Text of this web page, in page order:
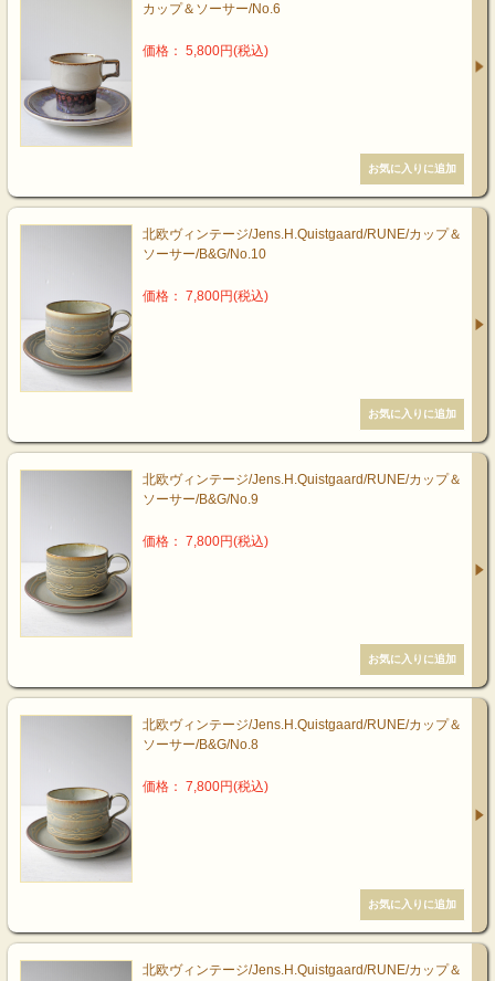
カップ＆ソーサー/No.6
価格： 5,800円(税込)
北欧ヴィンテージ/Jens.H.Quistgaard/RUNE/カップ＆
ソーサー/B&G/No.10
価格： 7,800円(税込)
北欧ヴィンテージ/Jens.H.Quistgaard/RUNE/カップ＆
ソーサー/B&G/No.9
価格： 7,800円(税込)
北欧ヴィンテージ/Jens.H.Quistgaard/RUNE/カップ＆
ソーサー/B&G/No.8
価格： 7,800円(税込)
北欧ヴィンテージ/Jens.H.Quistgaard/RUNE/カップ＆